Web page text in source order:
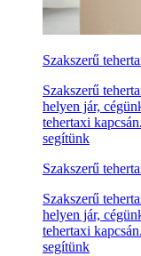
Szakszerű
Szakszerű
helyen jár,
tehertaxi
segítünk
Szakszerű
Szakszerű
helyen jár,
tehertaxi
segítünk